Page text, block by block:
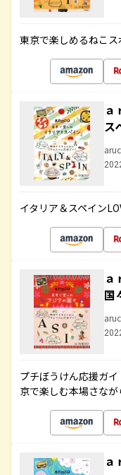
東京で楽しめるねこス
ａ
ス
イタリア＆スペイン
ａ
国
プチぼうけん応援ガ
京で楽しむ本場さなが
ａ